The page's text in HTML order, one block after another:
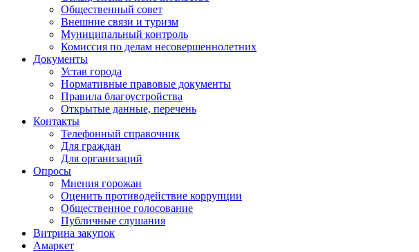
Общественный совет
Внешние связи и туризм
Муниципальный контроль
Комиссия по делам несовершеннолетних
Документы
Устав города
Нормативные правовые документы
Правила благоустройства
Открытые данные, перечень
Контакты
Телефонный справочник
Для граждан
Для организаций
Опросы
Мнения горожан
Оценить противодействие коррупции
Общественное голосование
Публичные слушания
Витрина закупок
Амаркет